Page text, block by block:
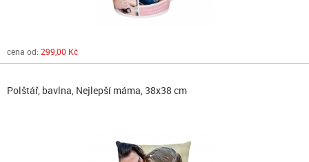
cena od: 299,00 Kč
Polštář, bavlna, Nejlepší máma, 38x38 cm